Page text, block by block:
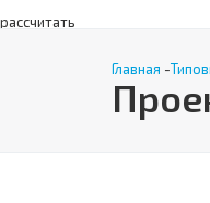
рассчитать
Главная -